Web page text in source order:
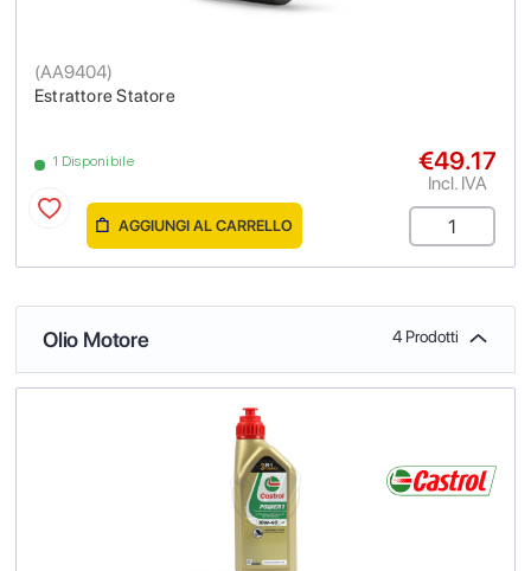
Estrattore Statore
(AA9404)
1 Disponibile €49.17
Incl. IVA
AGGIUNGI AL CARRELLO
Olio Motore 4 Prodotti